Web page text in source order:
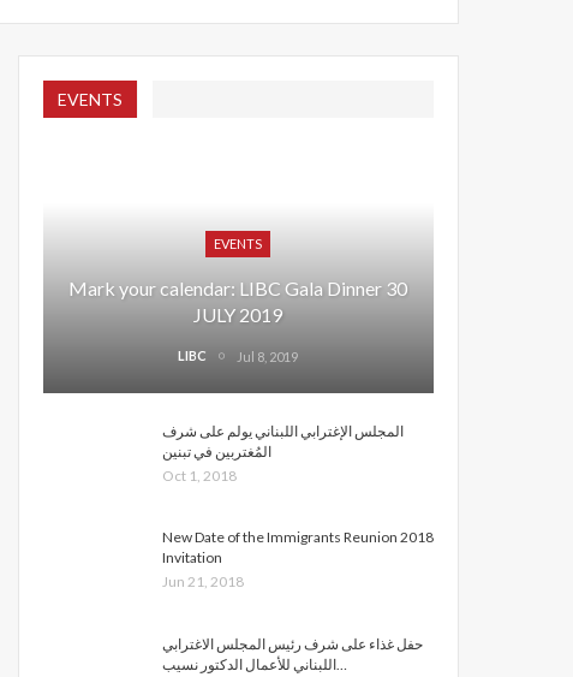
EVENTS
EVENTS
Mark your calendar: LIBC Gala Dinner 30
JULY 2019
LIBC Jul 8, 2019
المجلس الإغترابي اللبناني يولم على شرف
المُغتربين في تبنين
Oct 1, 2018
New Date of the Immigrants Reunion 2018
Invitation
Jun 21, 2018
حفل غذاء على شرف رئيس المجلس الاغترابي
اللبناني للأعمال الدكتور نسيب…